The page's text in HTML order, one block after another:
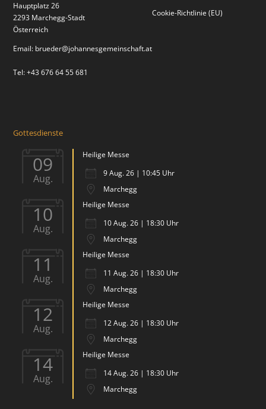
Hauptplatz 26
2293 Marchegg-Stadt
Österreich
Email: brueder@johannesgemeinschaft.at
Tel: +43 676 64 55 681
Cookie-Richtlinie (EU)
Gottesdienste
09
Aug.
Heilige Messe
9 Aug. 26 | 10:45 Uhr
Marchegg
10
Aug.
Heilige Messe
10 Aug. 26 | 18:30 Uhr
Marchegg
11
Aug.
Heilige Messe
11 Aug. 26 | 18:30 Uhr
Marchegg
12
Aug.
Heilige Messe
12 Aug. 26 | 18:30 Uhr
Marchegg
14
Aug.
Heilige Messe
14 Aug. 26 | 18:30 Uhr
Marchegg